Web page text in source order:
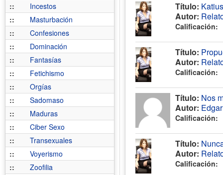
::
Incestos
::
Masturbación
::
Confesiones
::
Dominación
::
Fantasías
::
Fetichismo
::
Orgías
::
Sadomaso
::
Maduras
::
Ciber Sexo
::
Transexuales
::
Voyerismo
::
Zoofilia
Título:
Autor:
Calificación:
Título:
Autor:
Calificación:
Título: Nos
Autor:
Calificación:
Título:
Autor:
Calificación: